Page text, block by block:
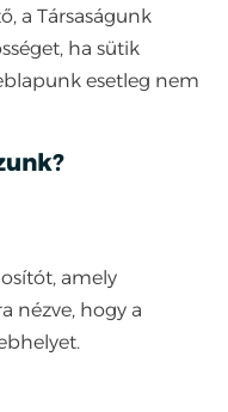
a Társaságunk
ha sütik
esetleg nem
amely
nézve, hogy a